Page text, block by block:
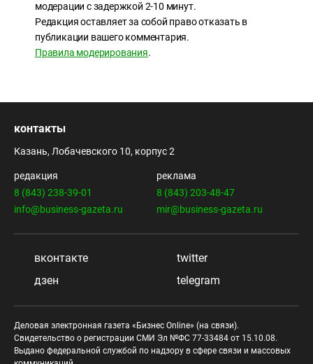
модерации с задержкой 2-10 минут.
Редакция оставляет за собой право отказать в
публикации вашего комментария.
Правила модерирования.
контакты
Казань, Лобачевского 10, корпус 2
редакция
8 (843) 238-39-01
info@business-gazeta.ru
реклама
8 (843) 203-48-47
mir@business-gazeta.ru
вконтакте
twitter
дзен
telegram
Деловая электронная газета «Бизнес Online» (на связи).
Свидетельство о регистрации СМИ Эл №ФС 77-33484 от 15.10.08.
Выдано федеральной службой по надзору в сфере связи и массовых